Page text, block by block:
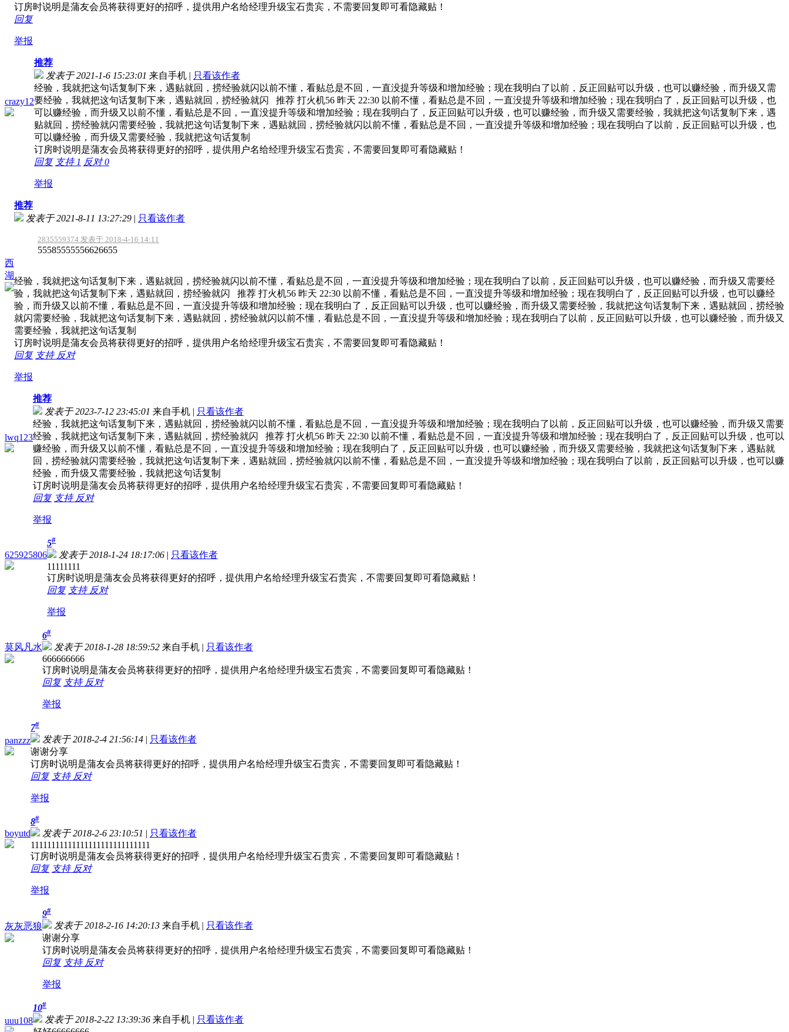
订房时说明是蒲友会员将获得更好的招呼，提供用户名给经理升级宝石贵宾，不需要回复即可看隐藏贴！
回复
举报
crazy12
推荐
发表于 2021-1-6 15:23:01 来自手机 | 只看该作者
经验，我就把这句话复制下来，遇贴就回，捞经验就闪以前不懂，看贴总是不回，一直没提升等级和增加经验；现在我明白了以前，反正回贴可以升级，也可以赚经验，而升级又需
要经验，我就把这句话复制下来，遇贴就回，捞经验就闪 推荐 打火机56 昨天 22:30 以前不懂，看贴总是不回，一直没提升等级和增加经验；现在我明白了，反正回贴可以升级，也
可以赚经验，而升级又以前不懂，看贴总是不回，一直没提升等级和增加经验；现在我明白了，反正回贴可以升级，也可以赚经验，而升级又需要经验，我就把这句话复制下来，遇
贴就回，捞经验就闪需要经验，我就把这句话复制下来，遇贴就回，捞经验就闪以前不懂，看贴总是不回，一直没提升等级和增加经验；现在我明白了以前，反正回贴可以升级，也
可以赚经验，而升级又需要经验，我就把这句话复制
订房时说明是蒲友会员将获得更好的招呼，提供用户名给经理升级宝石贵宾，不需要回复即可看隐藏贴！
回复 支持 1 反对0
举报
西
湖
推荐
发表于 2021-8-11 13:27:29 | 只看该作者
2835559374 发表于 2018-4-16 14:11
55585555556626655
经验，我就把这句话复制下来，遇贴就回，捞经验就闪以前不懂，看贴总是不回，一直没提升等级和增加经验；现在我明白了以前，反正回贴可以升级，也可以赚经验，而升级又需要经
验，我就把这句话复制下来，遇贴就回，捞经验就闪 推荐 打火机56 昨天 22:30 以前不懂，看贴总是不回，一直没提升等级和增加经验；现在我明白了，反正回贴可以升级，也可以赚经
验，而升级又以前不懂，看贴总是不回，一直没提升等级和增加经验；现在我明白了，反正回贴可以升级，也可以赚经验，而升级又需要经验，我就把这句话复制下来，遇贴就回，捞经验
就闪需要经验，我就把这句话复制下来，遇贴就回，捞经验就闪以前不懂，看贴总是不回，一直没提升等级和增加经验；现在我明白了以前，反正回贴可以升级，也可以赚经验，而升级又
需要经验，我就把这句话复制
订房时说明是蒲友会员将获得更好的招呼，提供用户名给经理升级宝石贵宾，不需要回复即可看隐藏贴！
回复 支持 反对
举报
lwq123
推荐
发表于 2023-7-12 23:45:01 来自手机 | 只看该作者
经验，我就把这句话复制下来，遇贴就回，捞经验就闪以前不懂，看贴总是不回，一直没提升等级和增加经验；现在我明白了以前，反正回贴可以升级，也可以赚经验，而升级又需要
经验，我就把这句话复制下来，遇贴就回，捞经验就闪 推荐 打火机56 昨天 22:30 以前不懂，看贴总是不回，一直没提升等级和增加经验；现在我明白了，反正回贴可以升级，也可以
赚经验，而升级又以前不懂，看贴总是不回，一直没提升等级和增加经验；现在我明白了，反正回贴可以升级，也可以赚经验，而升级又需要经验，我就把这句话复制下来，遇贴就
回，捞经验就闪需要经验，我就把这句话复制下来，遇贴就回，捞经验就闪以前不懂，看贴总是不回，一直没提升等级和增加经验；现在我明白了以前，反正回贴可以升级，也可以赚
经验，而升级又需要经验，我就把这句话复制
订房时说明是蒲友会员将获得更好的招呼，提供用户名给经理升级宝石贵宾，不需要回复即可看隐藏贴！
回复 支持 反对
举报
625925806
5#
发表于 2018-1-24 18:17:06 | 只看该作者
11111111
订房时说明是蒲友会员将获得更好的招呼，提供用户名给经理升级宝石贵宾，不需要回复即可看隐藏贴！
回复 支持 反对
举报
莫风凡水
6#
发表于 2018-1-28 18:59:52 来自手机 | 只看该作者
666666666
订房时说明是蒲友会员将获得更好的招呼，提供用户名给经理升级宝石贵宾，不需要回复即可看隐藏贴！
回复 支持 反对
举报
panzzz
7#
发表于 2018-2-4 21:56:14 | 只看该作者
谢谢分享
订房时说明是蒲友会员将获得更好的招呼，提供用户名给经理升级宝石贵宾，不需要回复即可看隐藏贴！
回复 支持 反对
举报
boyutd
8#
发表于 2018-2-6 23:10:51 | 只看该作者
11111111111111111111111111111
订房时说明是蒲友会员将获得更好的招呼，提供用户名给经理升级宝石贵宾，不需要回复即可看隐藏贴！
回复 支持 反对
举报
灰灰恶狼
9#
发表于 2018-2-16 14:20:13 来自手机 | 只看该作者
谢谢分享
订房时说明是蒲友会员将获得更好的招呼，提供用户名给经理升级宝石贵宾，不需要回复即可看隐藏贴！
回复 支持 反对
举报
uuu108
10#
发表于 2018-2-22 13:39:36 来自手机 | 只看该作者